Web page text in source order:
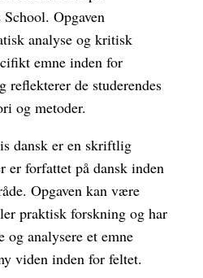
Opgaven
analyse og kritisk
emne inden for
reflekterer de studerendes
og metoder.
dansk er en skriftlig
er forfattet på dansk inden
Opgaven kan være
praktisk forskning og har
analysere et emne
viden inden for feltet.